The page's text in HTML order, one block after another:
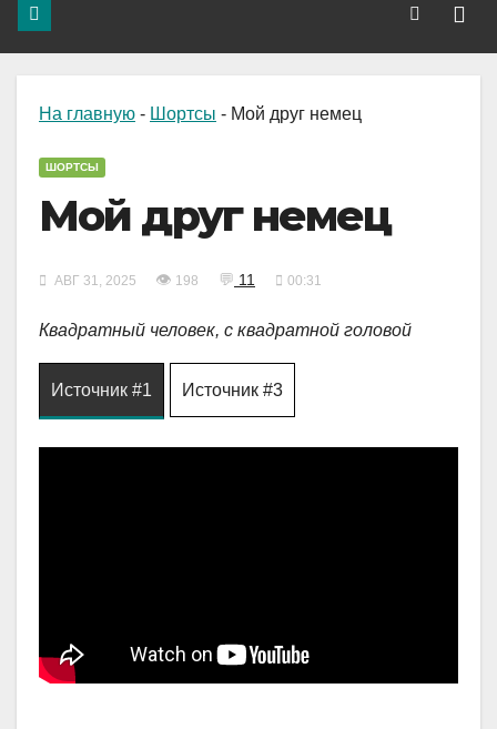
На главную - Шортсы - Мой друг немец
ШОРТСЫ
Мой друг немец
АВГ 31, 2025 👁 198 💬 11 00:31
Квадратный человек, с квадратной головой
Источник #1 Источник #3